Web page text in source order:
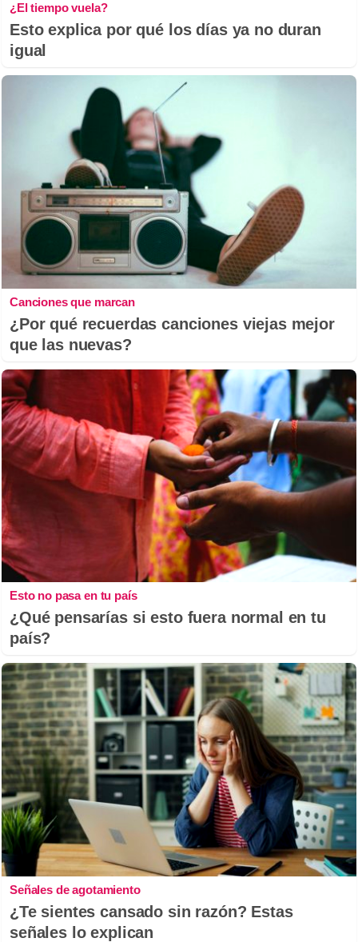
¿El tiempo vuela?
Esto explica por qué los días ya no duran
igual
Canciones que marcan
¿Por qué recuerdas canciones viejas mejor
que las nuevas?
Esto no pasa en tu país
¿Qué pensarías si esto fuera normal en tu
país?
Señales de agotamiento
¿Te sientes cansado sin razón? Estas
señales lo explican